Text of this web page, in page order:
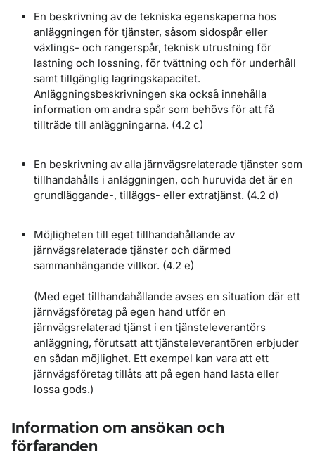
En beskrivning av de tekniska egenskaperna hos
anläggningen för tjänster, såsom sidospår eller
växlings- och rangerspår, teknisk utrustning för
lastning och lossning, för tvättning och för underhåll
samt tillgänglig lagringskapacitet.
Anläggningsbeskrivningen ska också innehålla
information om andra spår som behövs för att få
tillträde till anläggningarna. (4.2 c)
En beskrivning av alla järnvägsrelaterade tjänster som
tillhandahålls i anläggningen, och huruvida det är en
grundläggande-, tilläggs- eller extratjänst. (4.2 d)
Möjligheten till eget tillhandahållande av
järnvägsrelaterade tjänster och därmed
sammanhängande villkor. (4.2 e)
(Med eget tillhandahållande avses en situation där ett
järnvägsföretag på egen hand utför en
järnvägsrelaterad tjänst i en tjänsteleverantörs
anläggning, förutsatt att tjänsteleverantören erbjuder
en sådan möjlighet. Ett exempel kan vara att ett
järnvägsföretag tillåts att på egen hand lasta eller
lossa gods.)
Information om ansökan och
förfaranden